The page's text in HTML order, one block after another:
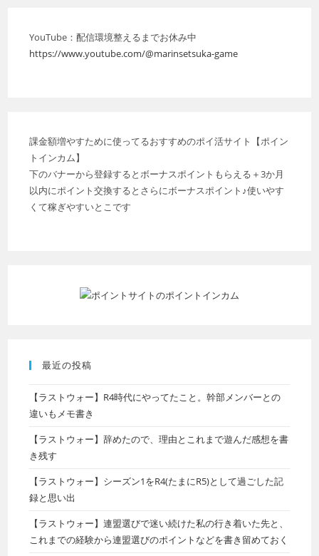
で
開
YouTube：配信環境整えるまでお休み中
https://www.youtube.com/@marinsetsuka-game
課金額増やすために使ってるおすすめのポイ活サイト【ポイン
トインカム】
下のバナーから登録するとボーナスポイントもらえる＋3か月
以内にポイント交換するとさらにボーナスポイント♪使いやす
くて稼ぎやすいとこです
最近の投稿
【ラストウォー】R4時代にやってたこと。幹部メンバーとの
違いもメモ書き
【ラストウォー】辞めたので、理由とこれまで遊んだ感想を書
き残す
【ラストウォー】シーズン1をR4(たまにR5)として過ごした記
録と思い出
【ラストウォー】連盟選びで迷い続けた私の行き着いた先と、
これまでの経験から連盟選びのポイントなどを書き留めておく